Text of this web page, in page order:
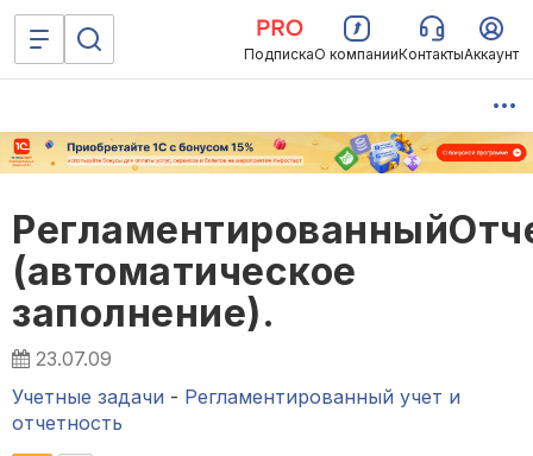
ПодпискаО компанииКонтактыАккаунт
(автоматическое
заполнение).
23.07.09
Учетные задачи - Регламентированный учет и
отчетность